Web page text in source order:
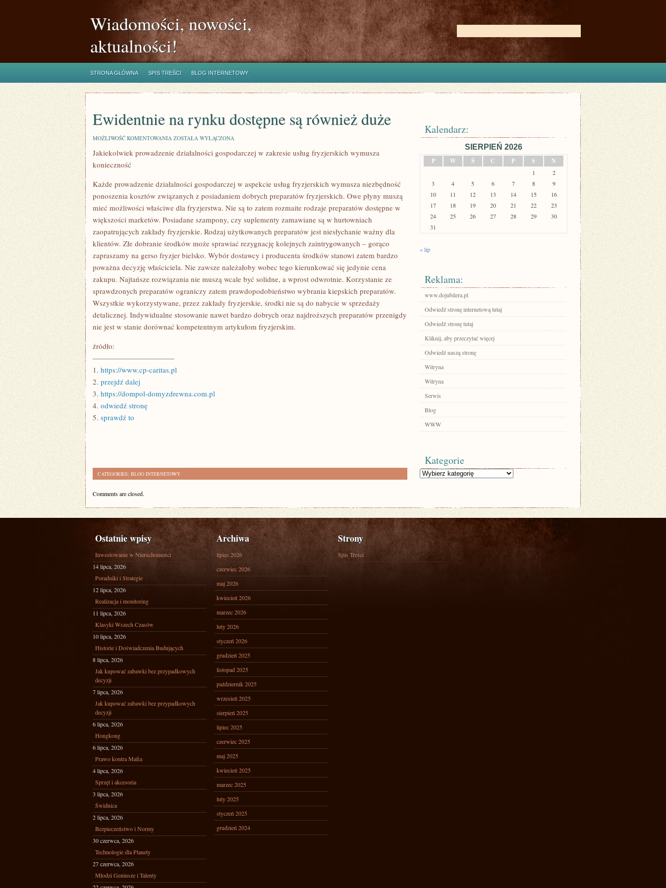
Wiadomości, nowości,
aktualności!
STRONA GŁÓWNA SPIS TREŚCI BLOG INTERNETOWY
Ewidentnie na rynku dostępne są również duże
MOŻLIWOŚĆ KOMENTOWANIA EWIDENTNIE
RYNKU
DUŻE
ZOSTAŁA WYŁĄCZONA
Jakiekolwiek prowadzenie działalności gospodarczej w zakresie usług fryzjerskich wymusza
konieczność
Każde prowadzenie działalności gospodarczej w aspekcie usług fryzjerskich wymusza niezbędność
ponoszenia kosztów związanych z posiadaniem dobrych preparatów fryzjerskich. Owe płyny muszą
mieć możliwości właściwe dla fryzjerstwa. Nie są to zatem rozmaite rodzaje preparatów dostępne w
większości marketów. Posiadane szampony, czy suplementy zamawiane są w hurtowniach
zaopatrujących zakłady fryzjerskie. Rodzaj użytkowanych preparatów jest niesłychanie ważny dla
klientów. Złe dobranie środków może sprawiać rezygnację kolejnych zaintrygowanych – gorąco
zapraszamy na gerso fryzjer bielsko. Wybór dostawcy i producenta środków stanowi zatem bardzo
poważna decyzję właściciela. Nie zawsze należałoby wobec tego kierunkować się jedynie cena
zakupu. Najtańsze rozwiązania nie muszą wcale być solidne, a wprost odwrotnie. Korzystanie ze
sprawdzonych preparatów ograniczy zatem prawdopodobieństwo wybrania kiepskich preparatów.
Wszystkie wykorzystywane, przez zakłady fryzjerskie, środki nie są do nabycie w sprzedaży
detalicznej. Indywidualne stosowanie nawet bardzo dobrych oraz najdroższych preparatów przenigdy
nie jest w stanie dorównać kompetentnym artykułom fryzjerskim.
źródło:
———————————
1. https://www.cp-caritas.pl
2. przejdź dalej
3. https://dompol-domyzdrewna.com.pl
4. odwiedź stronę
5. sprawdź to
CATEGORIES: BLOG INTERNETOWY
Comments are closed.
Kalendarz:
SIERPIEŃ 2026
P
W Ś C P S N
1
2
3
4 5 6 7 8
9
10
11 12 13 14 15
16
17
18 19 20 21 22
23
24
25 26 27 28 29
30
31
« lip
Reklama:
www.dojubilera.pl
Odwiedź stronę internetową tutaj
Odwiedź stronę tutaj
Kliknij, aby przeczytać więcej
Odwiedź naszą stronę
Witryna
Witryna
Serwis
Blog
WWW
Kategorie
Kategorie
Ostatnie wpisy
Inwestowanie w Nieruchomości
14 lipca, 2026
Poradniki i Strategie
12 lipca, 2026
Realizacja i monitoring
11 lipca, 2026
Klasyki Wszech Czasów
10 lipca, 2026
Historie i Doświadczenia Budujących
8 lipca, 2026
Jak kupować zabawki bez przypadkowych
decyzji
7 lipca, 2026
Jak kupować zabawki bez przypadkowych
decyzji
6 lipca, 2026
Hongkong
6 lipca, 2026
Prawo kontra Mafia
4 lipca, 2026
Sprzęt i akcesoria
3 lipca, 2026
Świdnica
2 lipca, 2026
Bezpieczeństwo i Normy
30 czerwca, 2026
Technologie dla Planety
27 czerwca, 2026
Młodzi Geniusze i Talenty
Archiwa
lipiec 2026
czerwiec 2026
maj 2026
kwiecień 2026
marzec 2026
luty 2026
styczeń 2026
grudzień 2025
listopad 2025
październik 2025
wrzesień 2025
sierpień 2025
lipiec 2025
czerwiec 2025
maj 2025
kwiecień 2025
marzec 2025
luty 2025
styczeń 2025
grudzień 2024
Strony
Spis Treści